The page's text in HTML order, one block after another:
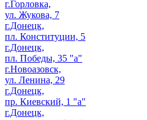
г.Горловка,
ул. Жукова, 7
г.Донецк,
пл. Конституции, 5
г.Донецк,
пл. Победы, 35 "а"
г.Новоазовск,
ул. Ленина, 29
г.Донецк,
пр. Киевский, 1 "а"
г.Донецк,